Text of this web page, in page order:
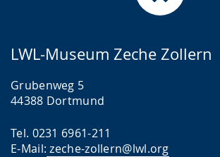
LWL-Museum Zeche Zollern
Grubenweg 5
44388 Dortmund
Tel. 0231 6961-211
E-Mail: zeche-zollern@lwl.org